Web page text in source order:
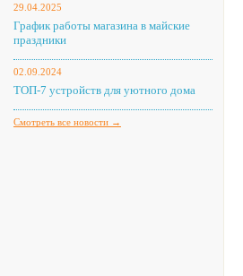
29.04.2025
График работы магазина в майские
праздники
02.09.2024
ТОП-7 устройств для уютного дома
Смотреть все новости →